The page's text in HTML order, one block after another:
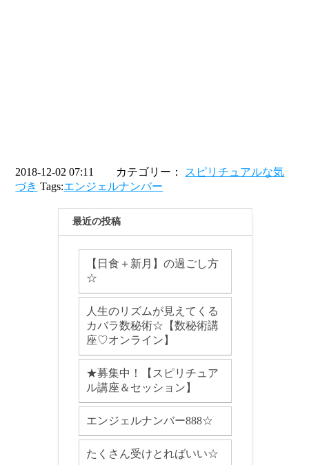
2018-12-02 07:11 カテゴリー： スピリチュアルな気
づき Tags:エンジェルナンバー
最近の投稿
【日食＋新月】の過ごし方
☆
人生のリズムが見えてくる
カバラ数秘術☆【数秘術講
座♡オンライン】
★募集中！【スピリチュア
ル講座＆セッション】
エンジェルナンバー888☆
たくさん受けとればいい☆